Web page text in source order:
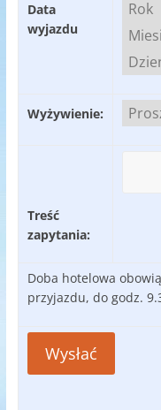
Data
wyjazdu
Wyżywienie:
Treść
zapytania:
Doba hotelowa
przyjazdu, do godz.